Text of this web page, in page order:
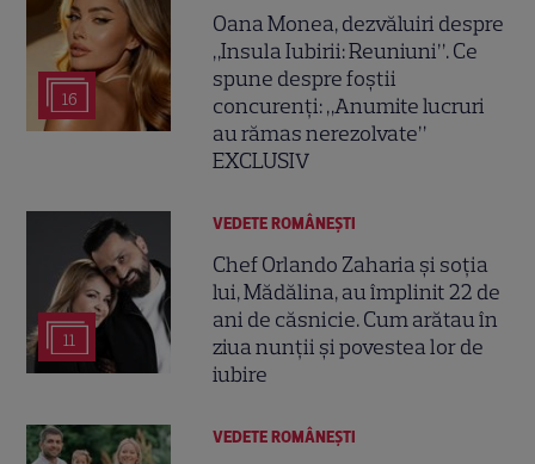
16
Oana Monea, dezvăluiri despre
„Insula Iubirii: Reuniuni”. Ce
spune despre foștii
concurenți: „Anumite lucruri
au rămas nerezolvate”
EXCLUSIV
11
VEDETE ROMÂNEŞTI
Chef Orlando Zaharia și soția
lui, Mădălina, au împlinit 22 de
ani de căsnicie. Cum arătau în
ziua nunții și povestea lor de
iubire
VEDETE ROMÂNEŞTI